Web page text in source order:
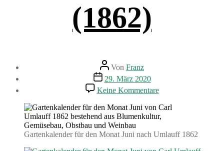
(1862)
Beitragsautor
Von Franz
Beitragsdatum
29. März 2020
Keine Kommentarezu
Gartenarbeiten
im
Juni.
(1862)
Gartenkalender für den Monat Juni nach Umlauff 1862